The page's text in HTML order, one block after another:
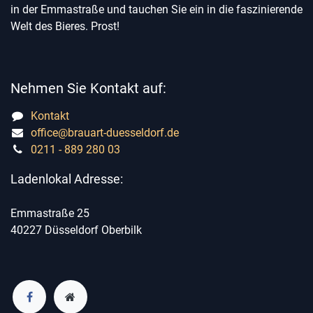
in der Emmastraße und tauchen Sie ein in die faszinierende
Welt des Bieres. Prost!
Nehmen Sie Kontakt auf:
Kontakt
office@brauart-duesseldorf.de
0211 - 889 280 03
Ladenlokal Adresse:
Emmastraße 25
40227 Düsseldorf Oberbilk